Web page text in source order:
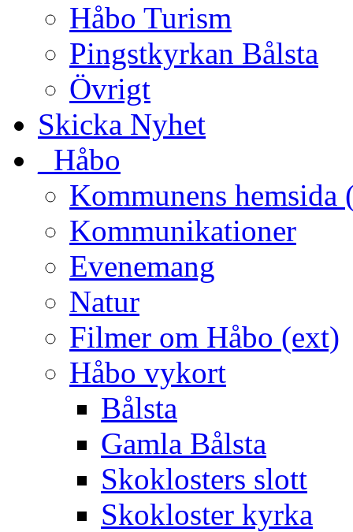
Håbo Turism
Pingstkyrkan Bålsta
Övrigt
Skicka Nyhet
_Håbo
Kommunens hemsida
Kommunikationer
Evenemang
Natur
Filmer om Håbo (ext)
Håbo vykort
Bålsta
Gamla Bålsta
Skoklosters slott
Skokloster kyrka